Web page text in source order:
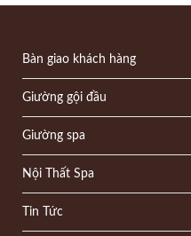
Bàn giao khách hàng
Giường gội đầu
Giường spa
Nội Thất Spa
Tin Tức